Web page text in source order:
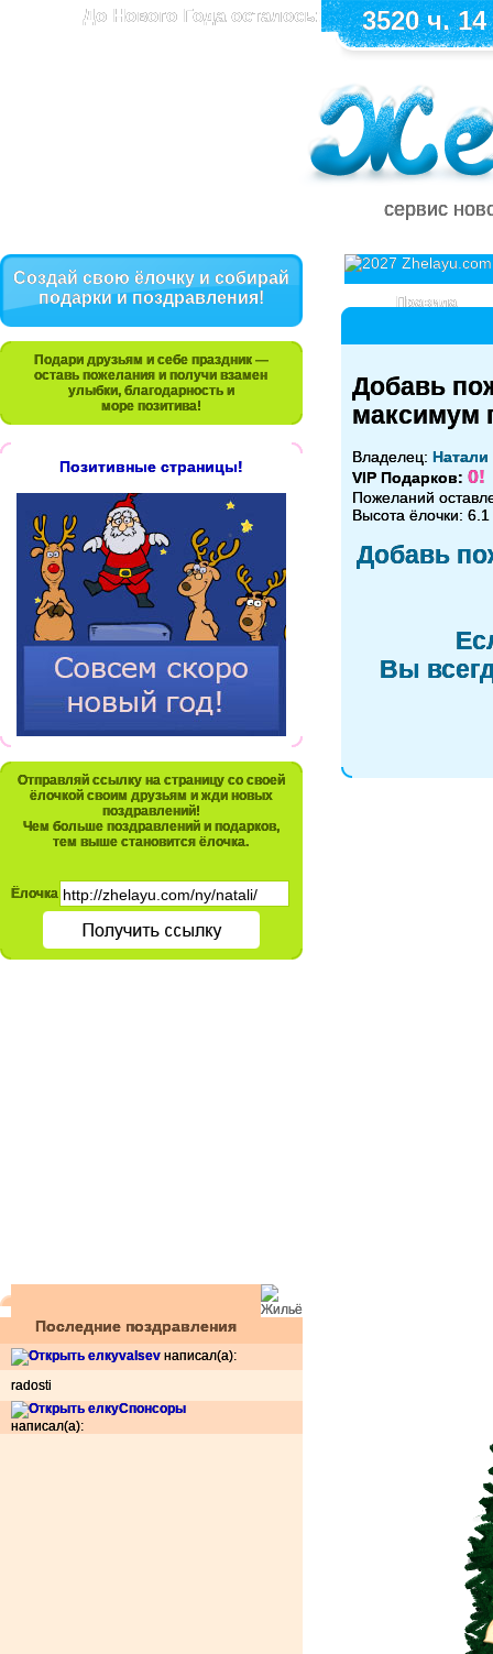
До Нового Года осталось: 3520 ч.
сервис
Создай свою ёлочку и собирай
подарки и поздравления!
Подари друзьям и себе праздник —
оставь пожелания и получи взамен
улыбки, благодарность и
море позитива!
Позитивные страницы!
Отправляй ссылку на страницу со своей
ёлочкой своим друзьям и жди новых
поздравлений!
Чем больше поздравлений и подарков,
тем выше становится ёлочка.
Ёлочка
Последние поздравления
valsev написал(а):
radosti
Спонсоры
написал(а):
Правила
Добавь
максимум
Владелец: Натали
VIP Подарков: 0!
Пожеланий
Высота ёлочки:
Добавь
Вы